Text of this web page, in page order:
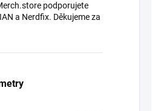
podporujete
a Nerdfix. Děkujeme za